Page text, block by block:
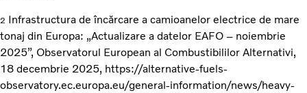
2 Infrastructura de încărcare a camioanelor electrice de mare
tonaj din Europa: „Actualizare a datelor EAFO – noiembrie
2025”, Observatorul European al Combustibililor Alternativi,
18 decembrie 2025, https://alternative-fuels-
observatory.ec.europa.eu/general-information/news/heavy-